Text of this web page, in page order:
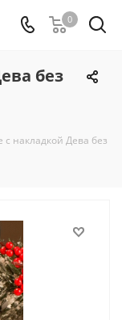
0
без
с накладкой Дева без